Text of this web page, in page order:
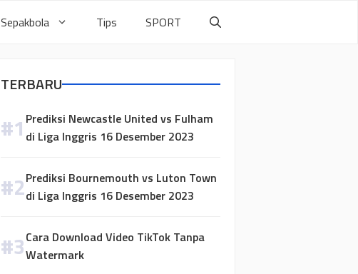
Sepakbola Tips SPORT
TERBARU
Prediksi Newcastle United vs Fulham
di Liga Inggris 16 Desember 2023
Prediksi Bournemouth vs Luton Town
di Liga Inggris 16 Desember 2023
Cara Download Video TikTok Tanpa
Watermark